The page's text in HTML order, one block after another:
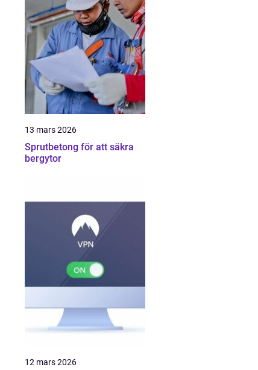
13 mars 2026
Sprutbetong för att säkra
bergytor
12 mars 2026